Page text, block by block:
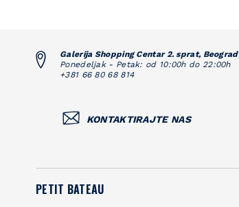
Galerija Shopping Centar 2. sprat, Beograd
Ponedeljak - Petak: od 10:00h do 22:00h
+381 66 80 68 814
KONTAKTIRAJTE NAS
PETIT BATEAU